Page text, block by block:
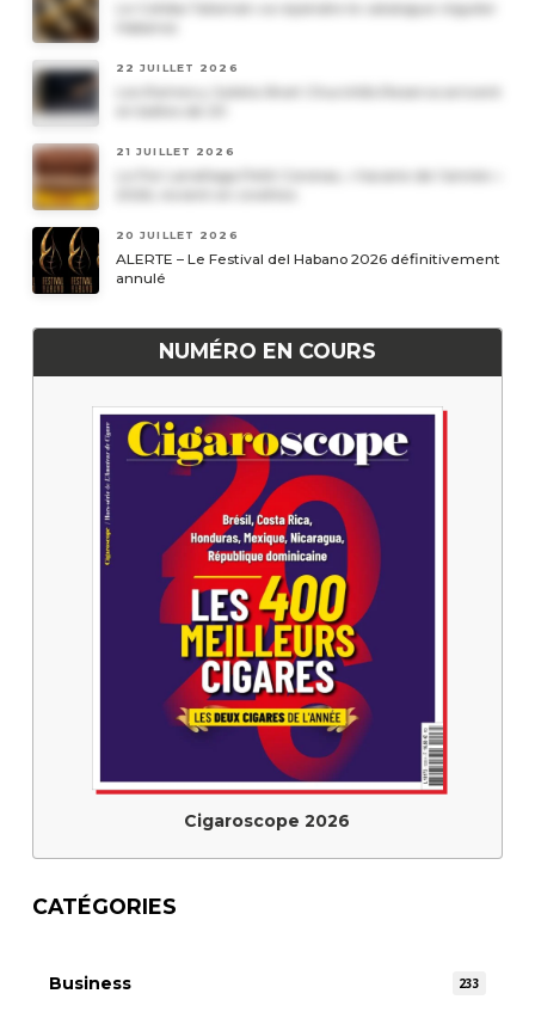
Le Cohiba Talismán va rejoindre le catalogue régulier
22 JUILLET 2026
21 JUILLET 2026
Le Por Larrañaga Petit Coronas, « havane de l’année »
20 JUILLET 2026
ALERTE – Le Festival del Habano 2026 définitivement
annulé
NUMÉRO EN COURS
Cigaroscope 2026
CATÉGORIES
Business 233